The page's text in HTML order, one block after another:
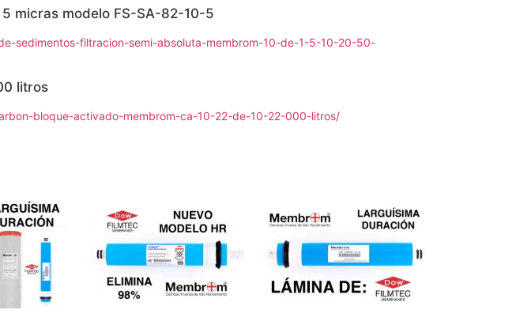
micras modelo FS-SA-82-10-5
sedimentos-filtracion-semi-absoluta-membrom-10-de-1-5-10-20-50-
litros
bloque-activado-membrom-ca-10-22-de-10-22-000-litros/